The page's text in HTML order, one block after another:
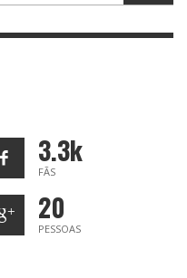
3.3k
FÃS
20
PESSOAS